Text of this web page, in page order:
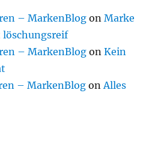
– MarkenBlog onMarke
löschungsreif
– MarkenBlog onKein
– MarkenBlog onAlles